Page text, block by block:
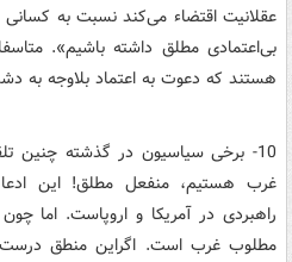
عقلانیت اقتضاء می‌کند نسبت به کسانی
بی‌اعتمادی مطلق داشته باشیم».
هستند که دعوت به اعتماد بلاوجه به
10- برخی سیاسیون در گذشته چنین تلقین کردند که ما مقهور
غرب هستیم، منفعل مطلق! این
راهبردی در آمریکا و اروپاست. اما
مطلوب غرب است. اگراین منطق درست